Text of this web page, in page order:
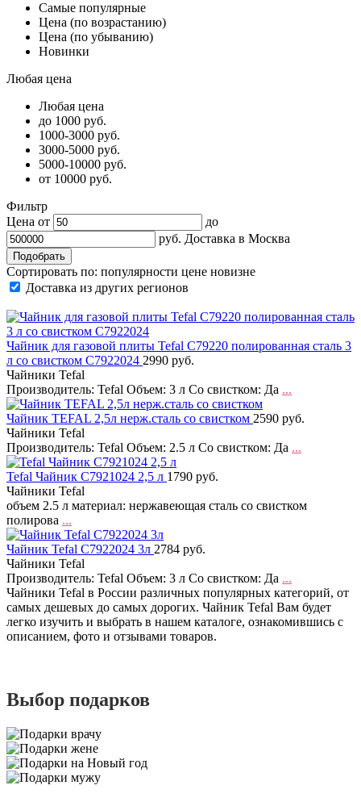
Самые популярные
Цена (по возрастанию)
Цена (по убыванию)
Новинки
Любая цена
Любая цена
до 1000 руб.
1000-3000 руб.
3000-5000 руб.
5000-10000 руб.
от 10000 руб.
Фильтр
Цена от
до
руб. Доставка в Москва
Сортировать по: популярности цене новизне
Доставка из других регионов
Чайник для газовой плиты Tefal C79220 полированная сталь 3
л со свистком C7922024 2990 руб.
Чайники Tefal
Производитель: Tefal Объем: 3 л Со свистком: Да ...
Чайник TEFAL 2,5л нерж.сталь со свистком 2590 руб.
Чайники Tefal
Производитель: Tefal Объем: 2.5 л Со свистком: Да ...
Tefal Чайник C7921024 2,5 л 1790 руб.
Чайники Tefal
объем 2.5 л материал: нержавеющая сталь со свистком
полирова ...
Чайник Tefal C7922024 3л 2784 руб.
Чайники Tefal
Производитель: Tefal Объем: 3 л Со свистком: Да ...
Чайники Tefal в России различных популярных категорий, от
самых дешевых до самых дорогих. Чайник Tefal Вам будет
легко изучить и выбрать в нашем каталоге, ознакомившись с
описанием, фото и отзывами товаров.
Выбор подарков